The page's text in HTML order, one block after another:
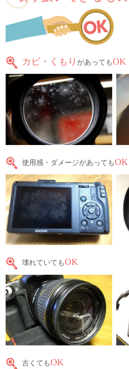
カビ・くもり があってもOK
使用感・ダメージがあってもOK
壊れていてもOK
古くてもOK